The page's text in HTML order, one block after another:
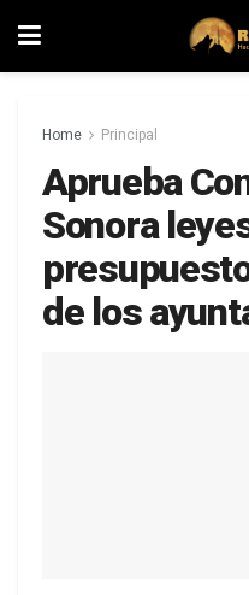
Home Principal
Aprueba
Sonora
de los